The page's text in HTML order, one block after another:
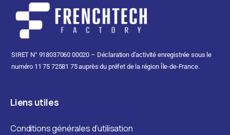
SIRET N° 918037060 00020 – Déclaration d’activité enregistrée sous le
numéro 11 75 72581 75 auprès du préfet de la région Île-de-France.
Liens utiles
Conditions générales d’utilisation